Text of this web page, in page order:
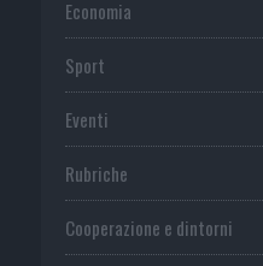
Economia
Sport
Eventi
Rubriche
Cooperazione e dintorni